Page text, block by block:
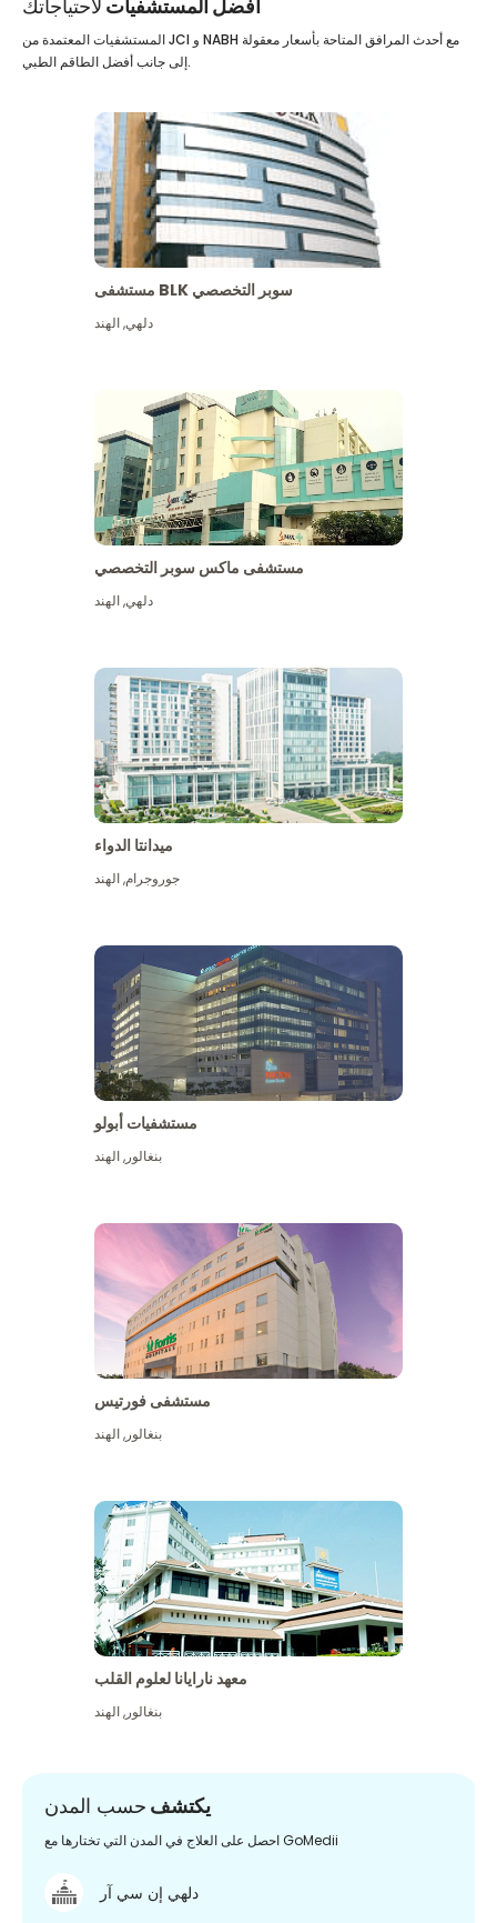
أفضل المستشفيات لاحتياجاتك
المستشفيات المعتمدة من JCI و NABH مع أحدث المرافق المتاحة بأسعار معقولة
إلى جانب أفضل الطاقم الطبي.
مستشفى BLK سوبر التخصصي
دلهي,الهند
مستشفى ماكس سوبر التخصصي
دلهي,الهند
ميدانتا الدواء
جوروجرام,الهند
مستشفيات أبولو
بنغالور,الهند
مستشفى فورتيس
بنغالور,الهند
معهد نارايانا لعلوم القلب
بنغالور,الهند
يكتشف حسب المدن
احصل على العلاج في المدن التي تختارها مع GoMedii
دلهي إن سي آر